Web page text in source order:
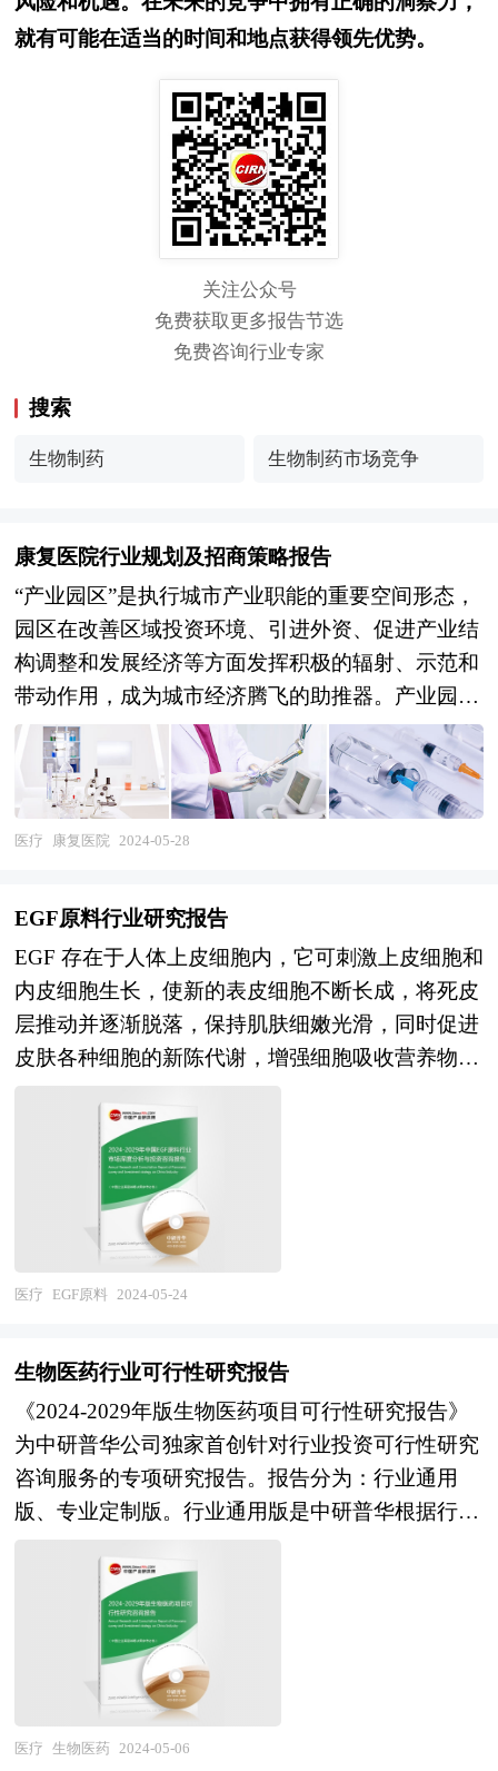
就有可能在适当的时间和地点获得领先优势。
关注公众号
免费获取更多报告节选
免费咨询行业专家
搜索
生物制药 生物制药市场竞争
康复医院行业规划及招商策略报告
“产业园区”是执行城市产业职能的重要空间形态，
园区在改善区域投资环境、引进外资、促进产业结
构调整和发展经济等方面发挥积极的辐射、示范和
带动作用，成为城市经济腾飞的助推器。产业园区
是区域经济发展、产业调整和升级的重要空间聚集
形式，担负着聚集创新资源、培育新兴产业、推动
城市化建设等一系列的重要使命。园区的具体形式
多种多样，主要包括高新区、开发区、科技园、工
业集群的要载体和组成部分，现在园区经济效应已
引起越来越多人关注。国内外产业园区发展成功案
例表明，产业园区能够有效地创造聚集力，通过共
享资源的、克服外部负效应，带动关联产业的发
展，从而有效地推动产业集群的形成。产业园区所
产业园区和产业集群的良性互动，是区域经济增长
的重要途径。在产业集群的指导下，推进产业园区
建设，不仅是当前发展产业集群的需要，更是加快
新型工业化进程的必然选择。 在区域竞争日趋激
烈的今天，产业集群已成为提高区域竞争力的重要
途径。世界各地包括我国各地的进程中，都把培育
作。当前，国内理论界已形成普遍的认识，认为园
区是形成地方产业集群的主要载体。产业集群在空
间上的表现形式是相关产业和支撑机构在地理上的
集中，因而，产业集群形成和产业集群效应得到发
挥的第一条件是产业在地理上的聚集性。产业园区
和硬环境，制定一系列优惠政策，吸引和鼓励大量
企业进驻和发展，这为形成产业集群和发挥产业集
群效应准备了条件。 要使包括成本优势、市场优
势、创新优势、扩张优势等方面内容在内的产业集
群效应得以有效发挥，除了企业在地理上的集中
外，还必须具备一些条件，例如，形成产业配套，
医疗 康复医院 2024-05-28
EGF原料行业研究报告
EGF 存在于人体上皮细胞内，它可刺激上皮细胞和
内皮细胞生长，使新的表皮细胞不断长成，将死皮
层推动并逐渐脱落，保持肌肤细嫩光滑，同时促进
皮肤各种细胞的新陈代谢，增强细胞吸收营养物
质，促使胶原及胶原酶合成，分泌胶原物质、透明
质酸和糖蛋白，调节胶原纤维，具有滋润皮肤、增
强皮肤弹性，减少皮肤皱纹和防止皮肤衰老的作
用。 根据EGF所具有的良好的生理特性，特别是对
皮肤表皮基底层细胞的激活作用，近几年生物学家
大胆尝试将其应用于美容化妆品中，这种生物化妆
品与传统的化妆品有着本质的不同，传统化妆品在
上解决皮肤的问题；而将EGF应用于美容化妆品
细胞进行修复和调整，改善或更新其组成和代谢等
功能，目前已将EGF作为化妆品的原料用于滋润、
抗皱、美白、嫩肤以及面部整形手术，可以促进皮
肤细胞的生长，调节细胞中色素的平衡，再创建皮
肤的最佳结构和状态，使皮肤细胞年轻化。许多皮
肤问题，如松弛衰老、皱纹、暗淡、粗糙、色素沉
着、斑痘等，会逐步得到改善，从而达到保护皮肤
的目的。行业有着良好的发展前景。 随着行业竞
争的不断加剧，大型维企业间并购整合与资本运作
日趋频繁，国内优秀的企业愈来愈重视对行业市场
的研究，特别是对产业发展环境和产品购买者的深
医疗 EGF原料 2024-05-24
生物医药行业可行性研究报告
《2024-2029年版生物医药项目可行性研究报告》
为中研普华公司独家首创针对行业投资可行性研究
咨询服务的专项研究报告。报告分为：行业通用
版、专业定制版。行业通用版是中研普华根据行业
一般水平测算好了行业指标数据，作为行业通用的
模板报告，企业可以自行补充单位信息，稍做调整
就可以作为项目报告使用。我们也可以根据企业具
体项目要求专项编写专业定制版，并根据详细要求
合理报价，为企业项目立项、上马、融资提供全程
指引服务。 中研普华具有丰富的项目可行性分析
报告案例编制经验和一流的团队，能够为您设计项
医疗 生物医药 2024-05-06